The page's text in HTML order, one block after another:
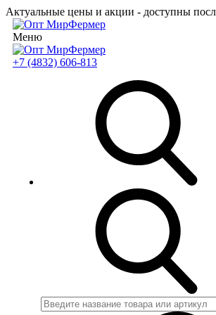
Актуальные цены и акции - доступны
Меню
+7 (4832) 606-813